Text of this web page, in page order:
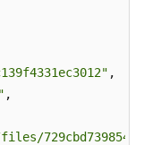
,
,